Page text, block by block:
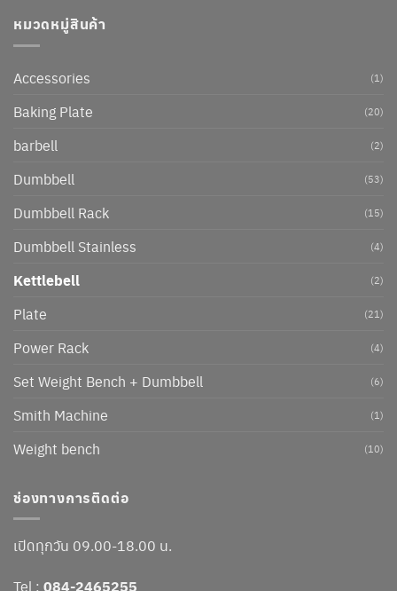
หมวดหมู่สินค้า
Accessories (1)
Baking Plate (20)
barbell (2)
Dumbbell (53)
Dumbbell Rack (15)
Dumbbell Stainless (4)
Kettlebell (2)
Plate (21)
Power Rack (4)
Set Weight Bench + Dumbbell (6)
Smith Machine (1)
Weight bench (10)
ช่องทางการติดต่อ
เปิดทุกวัน 09.00-18.00 น.
Tel : 084-2465255